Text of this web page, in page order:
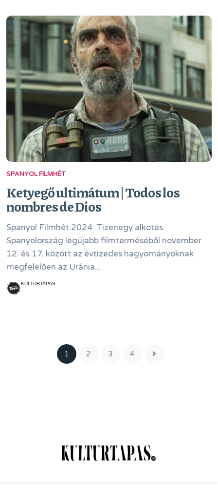
SPANYOL FILMHÉT
Ketyegő ultimátum | Todos los
nombres de Dios
Spanyol Filmhét 2024: Tizenegy alkotás
Spanyolország legújabb filmterméséből november
12. és 17. között az évtizedes hagyományoknak
megfelelően az Uránia...
KULTÚRTAPAS
1 2 3 4